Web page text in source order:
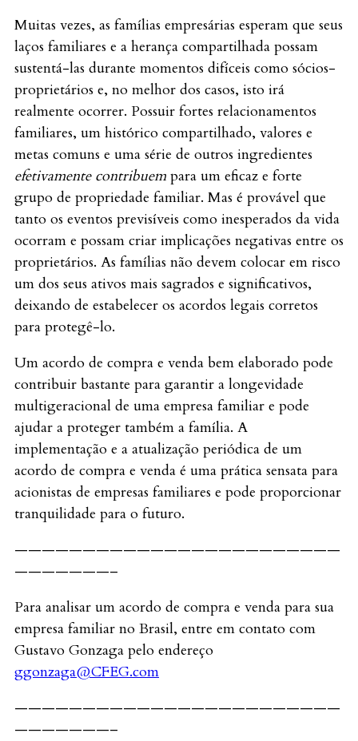
Muitas vezes, as famílias empresárias esperam que seus
laços familiares e a herança compartilhada possam
sustentá-las durante momentos difíceis como sócios-
proprietários e, no melhor dos casos, isto irá
realmente ocorrer. Possuir fortes relacionamentos
familiares, um histórico compartilhado, valores e
metas comuns e uma série de outros ingredientes
efetivamente contribuem para um eficaz e forte
grupo de propriedade familiar. Mas é provável que
tanto os eventos previsíveis como inesperados da vida
ocorram e possam criar implicações negativas entre os
proprietários. As famílias não devem colocar em risco
um dos seus ativos mais sagrados e significativos,
deixando de estabelecer os acordos legais corretos
para protegê-lo.
Um acordo de compra e venda bem elaborado pode
contribuir bastante para garantir a longevidade
multigeracional de uma empresa familiar e pode
ajudar a proteger também a família. A
implementação e a atualização periódica de um
acordo de compra e venda é uma prática sensata para
acionistas de empresas familiares e pode proporcionar
tranquilidade para o futuro.
————————————————————————
———————–
Para analisar um acordo de compra e venda para sua
empresa familiar no Brasil, entre em contato com
Gustavo Gonzaga pelo endereço
ggonzaga@CFEG.com
————————————————————————
———————–